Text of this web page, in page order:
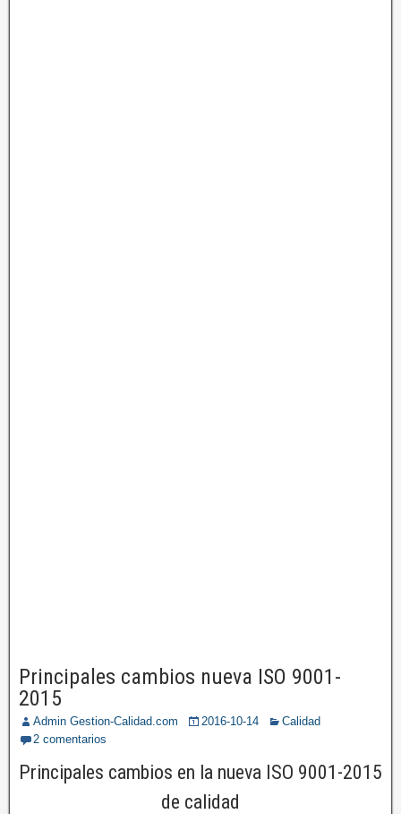
Principales cambios nueva ISO 9001-
2015
Admin Gestion-Calidad.com 2016-10-14
Calidad
2 comentarios
Principales cambios en la nueva ISO 9001-2015
de calidad